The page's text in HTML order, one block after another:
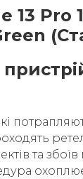
13 Pro
та